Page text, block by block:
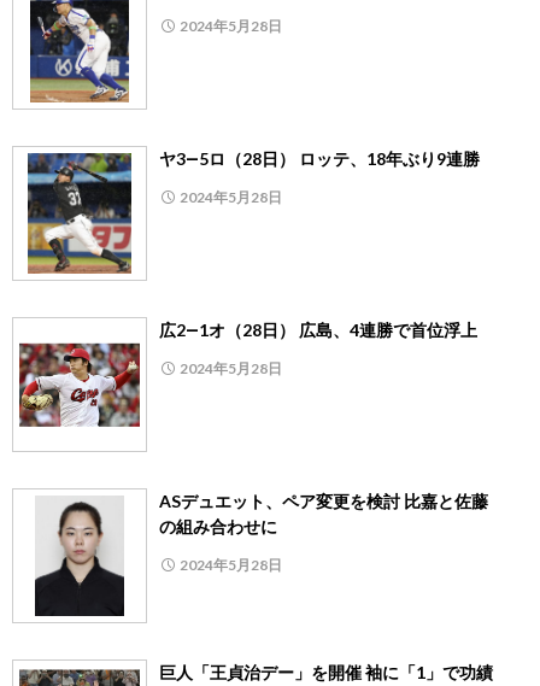
2024年5月28日
ヤ3―5ロ（28日） ロッテ、18年ぶり9連勝
2024年5月28日
広2―1オ（28日） 広島、4連勝で首位浮上
2024年5月28日
ASデュエット、ペア変更を検討 比嘉と佐藤
の組み合わせに
2024年5月28日
巨人「王貞治デー」を開催 袖に「1」で功績